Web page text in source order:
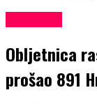
Obljetnica
prošao 891